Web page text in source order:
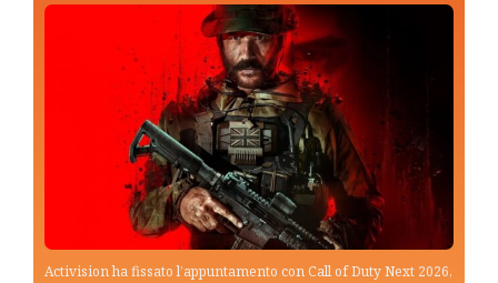
Activision ha fissato l’appuntamento con Call of Duty Next 2026,